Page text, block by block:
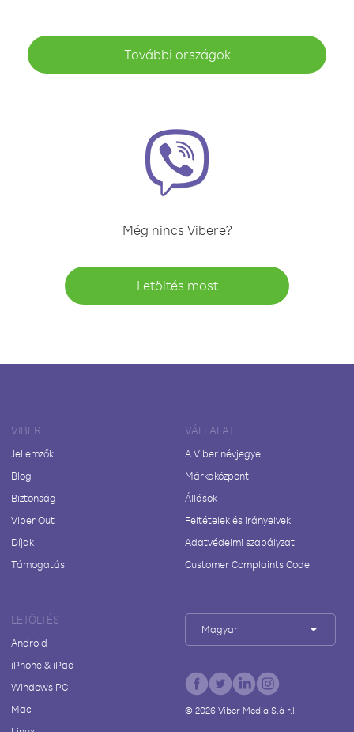
További országok
Még nincs Vibere?
Letöltés most
VIBER
Jellemzők
Blog
Biztonság
Viber Out
Díjak
Támogatás
VÁLLALAT
A Viber névjegye
Márkaközpont
Állások
Feltételek és irányelvek
Adatvédelmi szabályzat
Customer Complaints Code
LETÖLTÉS
Android
iPhone & iPad
Windows PC
Mac
Magyar
© 2026Viber Media S.à r.l.